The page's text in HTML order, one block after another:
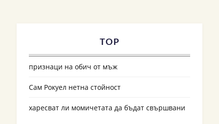
TOP
признаци на обич от мъж
Сам Рокуел нетна стойност
харесват ли момичетата да бъдат свършвани